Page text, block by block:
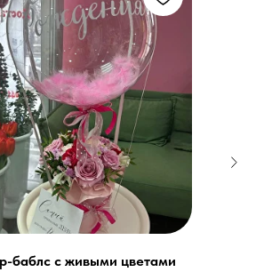
баблс с живыми цветами